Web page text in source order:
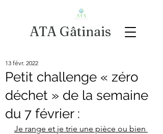
ATA Gâtinais
Petit challenge « zéro
déchet » de la semaine
du 7 février :
13 févr. 2022
Je range et je trie une pièce ou bien